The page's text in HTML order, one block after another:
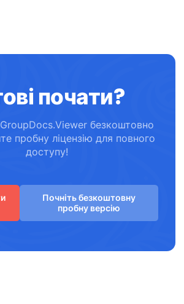
почати?
безкоштовно
пробну ліцензію для повного
доступу!
Почніть безкоштовну
пробну версію